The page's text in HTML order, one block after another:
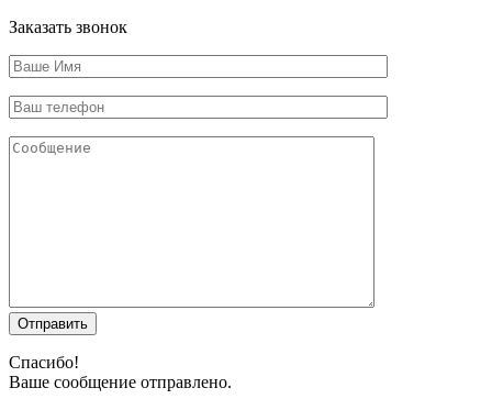
Заказать звонок
Отправить
Спасибо!
Ваше сообщение отправлено.